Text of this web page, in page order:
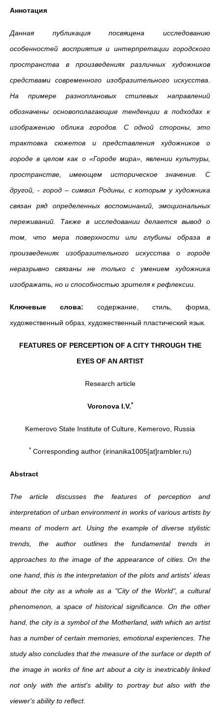
Аннотация
Данная публикация посвящена исследованию
особенностей восприятия и интерпретации городского
пространства в произведениях различных художников
средствами современного изобразительного искусства.
На примере разноплановых стилевых направлений
обозначены основополагающие тенденции в подходах к
изображению облика городов. С одной стороны, это
трактовка сюжетов и представления художников о
городе в целом как о «Городе мира», явлении культуры,
пространстве, имеющем историческое значение. С
другой, - город – символ Родины, с которым у художника
связан ряд определенных воспоминаний, эмоциональных
переживаний. Также в исследовании делается вывод о
том, что мера поверхности или глубины образа в
произведениях изобразительного искусства о городе
неразрывно связаны не только с умением художника
изображать, но и способностью зрителя к рефлексии.
Ключевые слова: содержание, стиль, форма,
художественный образ, художественный пластический язык.
FEATURES OF PERCEPTION OF A CITY THROUGH THE
EYES OF AN ARTIST
Research article
Voronova I.V.*
Kemerovo State Institute of Culture, Kemerovo, Russia
*Corresponding author (irinanika1005[at]rambler.ru)
Abstract
The article discusses the features of perception and
interpretation of urban environment in works of various artists by
means of modern art. Using the example of diverse stylistic
trends, the author outlines the fundamental trends in
approaches to the image of the appearance of cities. On the
one hand, this is the interpretation of the plots and artists' ideas
about the city as a whole as a "City of the World", a cultural
phenomenon, a space of historical significance. On the other
hand, the city is a symbol of the Motherland, with which an artist
has a number of certain memories, emotional experiences. The
study also concludes that the measure of the surface or depth of
the image in works of fine art about a city is inextricably linked
not only with the artist's ability to portray but also with the
viewer's ability to reflect.